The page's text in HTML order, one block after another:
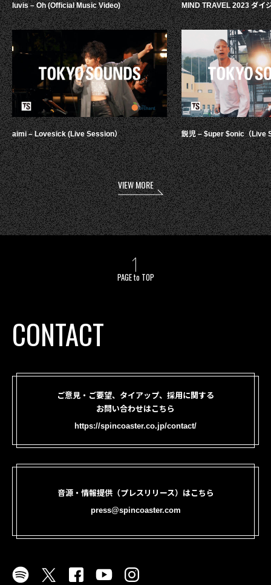
luvis – Oh (Official Music Video)
aimi – Lovesick (Live Session）
MIND TRAVEL 2023 ダイ
鋭児 – $uper $onic（Live
VIEW MORE
PAGE to TOP
CONTACT
ご意見・ご要望、タイアップ、採用に関する
お問い合わせはこちら
https://spincoaster.co.jp/contact/
音源・情報提供（プレスリリース）はこちら
press@spincoaster.com